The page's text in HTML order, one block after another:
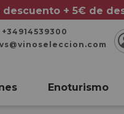
descuento + 5€ de
+34914539300
Enoturismo